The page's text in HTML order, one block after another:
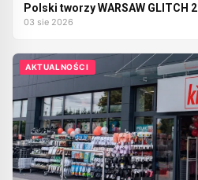
Polski tworzy WARSAW GLITCH
03 sie 2026
AKTUALNOŚCI